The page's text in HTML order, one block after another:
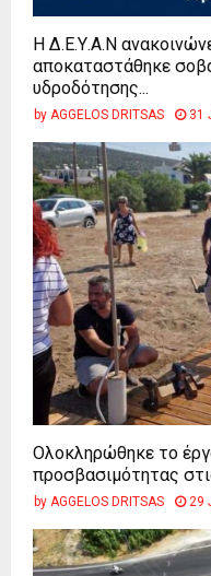
Η Δ.Ε.Υ.Α.Ν
αποκαταστάθηκε
υδροδότησης...
by AGGELOS DRITSAS 31
Ολοκληρώθηκε το
προσβασιμότητας
by AGGELOS DRITSAS 29